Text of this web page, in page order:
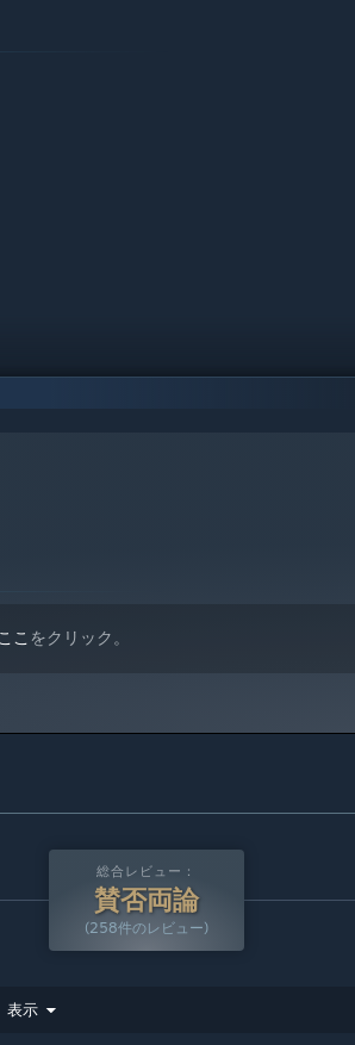
maps and scenarios in a future grand
こ をクリック。
総合レビュー：
賛否両論
(258件のレビュー)
表示